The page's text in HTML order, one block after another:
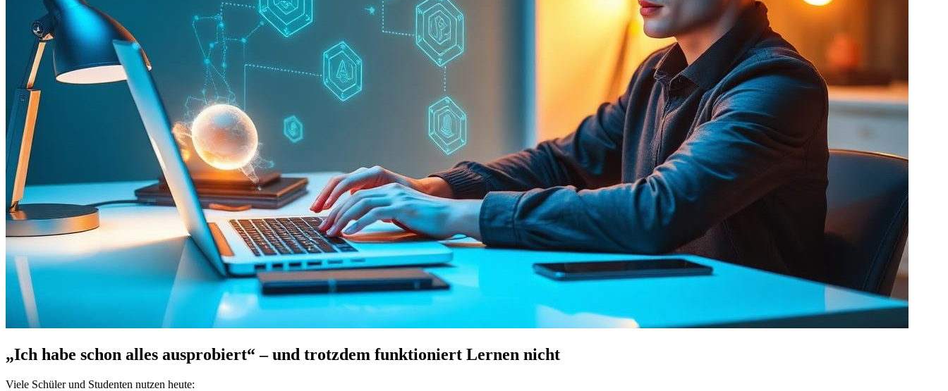
„Ich habe schon alles ausprobiert“ – und trotzdem funktioniert Lernen nicht
Viele Schüler und Studenten nutzen heute: